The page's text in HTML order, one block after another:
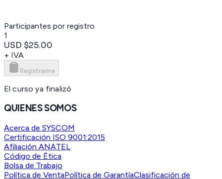
Participantes por registro
1
USD $25.00
+ IVA
Registrarme
El curso ya finalizó
QUIENES SOMOS
Acerca de SYSCOM
Certificación ISO 9001:2015
Afiliación ANATEL
Código de Ética
Bolsa de Trabajo
Política de VentaPolítica de GarantíaClasificación de